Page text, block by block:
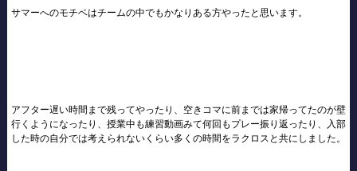
サマーへのモチベはチームの中でもかなりある方やったと思います。
アフター遅い時間まで残ってやったり、空きコマに前までは家帰ってたのが壁
行くようになったり、授業中も練習動画みて何回もプレー振り返ったり、入部
した時の自分では考えられないくらい多くの時間をラクロスと共にしました。